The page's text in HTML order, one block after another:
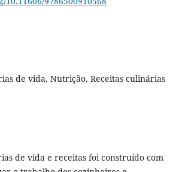
de vida, Nutrição, Receitas culinárias
de vida e receitas foi construído com